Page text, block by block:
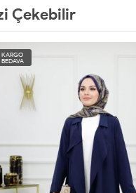
Çekebilir
KARGO
BEDAVA